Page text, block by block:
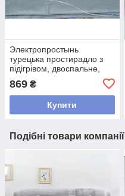
Электропростынь
турецька простирадло з
підігрівом, двоспальне,
электропростынь 120х160
Блакитний
869 ₴
Купити
Подібні товари компанії